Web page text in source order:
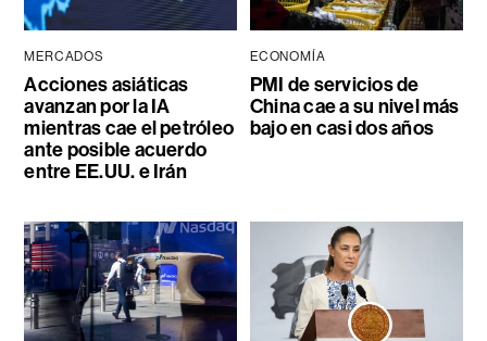
MERCADOS
Acciones asiáticas
avanzan por la IA
mientras cae el petróleo
ante posible acuerdo
entre EE.UU. e Irán
ECONOMÍA
PMI de servicios de
China cae a su nivel más
bajo en casi dos años